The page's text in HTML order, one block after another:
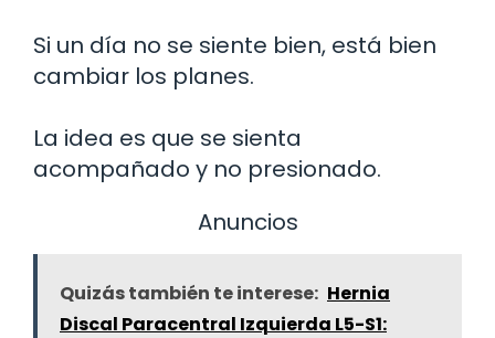
Si un día no se siente bien, está bien
cambiar los planes.
La idea es que se sienta
acompañado y no presionado.
Anuncios
Quizás también te interese: Hernia
Discal Paracentral Izquierda L5-S1: